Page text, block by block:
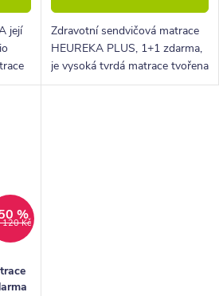
její
Zdravotní sendvičová matrace
HEUREKA PLUS, 1+1 zdarma,
je vysoká tvrdá matrace tvořena
z pěn Flexifoam, které zajišťují
Kč
%